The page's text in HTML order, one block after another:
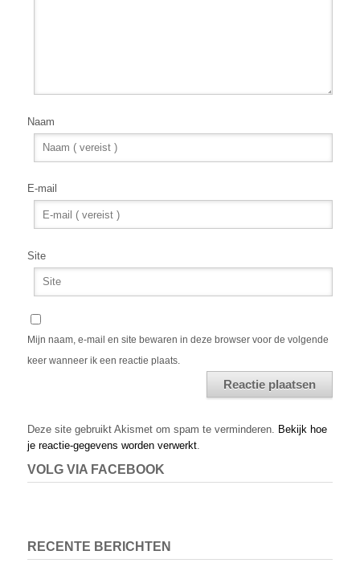
Naam
E-mail
Site
Mijn naam, e-mail en site bewaren in deze browser voor de volgende
keer wanneer ik een reactie plaats.
Deze site gebruikt Akismet om spam te verminderen. Bekijk hoe
je reactie-gegevens worden verwerkt.
VOLG VIA FACEBOOK
RECENTE BERICHTEN